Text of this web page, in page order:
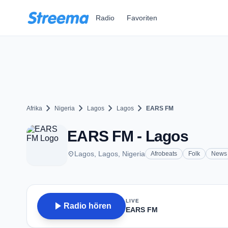
Radio Favoriten
Afrika chevron_right Nigeria chevron_right Lagos chevron_right Lagos chevron_right EARS FM
EARS FM - Lagos
placeLagos, Lagos, Nigeria Afrobeats Folk News
play_arrow Radio hören
LIVE
EARS FM